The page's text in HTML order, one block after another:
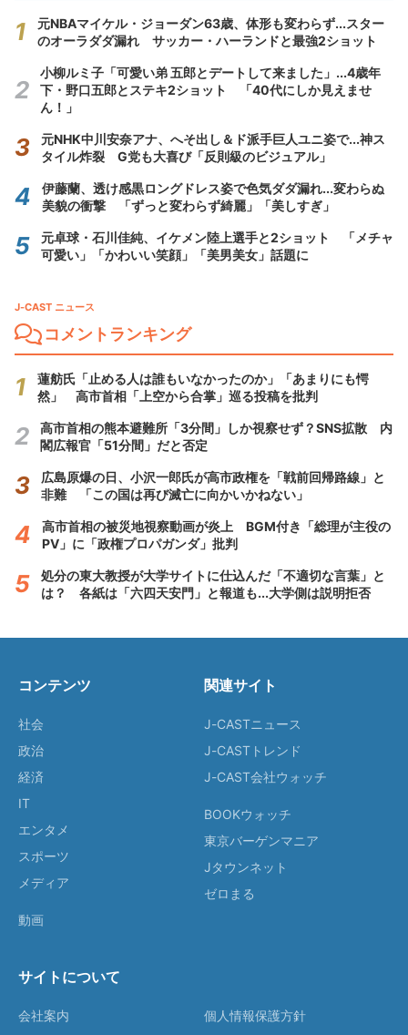
元NBAマイケル・ジョーダン63歳、体形も変わらず...スター
のオーラダダ漏れ サッカー・ハーランドと最強2ショット
小柳ルミ子「可愛い弟 五郎とデートして来ました」...4歳年
下・野口五郎とステキ2ショット 「40代にしか見えませ
ん！」
元NHK中川安奈アナ、へそ出し＆ド派手巨人ユニ姿で...神ス
タイル炸裂 G党も大喜び「反則級のビジュアル」
伊藤蘭、透け感黒ロングドレス姿で色気ダダ漏れ...変わらぬ
美貌の衝撃 「ずっと変わらず綺麗」「美しすぎ」
元卓球・石川佳純、イケメン陸上選手と2ショット 「メチャ
可愛い」「かわいい笑顔」「美男美女」話題に
J-CAST ニュース
コメントランキング
蓮舫氏「止める人は誰もいなかったのか」「あまりにも愕
然」 高市首相「上空から合掌」巡る投稿を批判
高市首相の熊本避難所「3分間」しか視察せず？SNS拡散 内
閣広報官「51分間」だと否定
広島原爆の日、小沢一郎氏が高市政権を「戦前回帰路線」と
非難 「この国は再び滅亡に向かいかねない」
高市首相の被災地視察動画が炎上 BGM付き「総理が主役の
PV」に「政権プロパガンダ」批判
処分の東大教授が大学サイトに仕込んだ「不適切な言葉」と
は？ 各紙は「六四天安門」と報道も...大学側は説明拒否
コンテンツ
社会
政治
経済
IT
エンタメ
スポーツ
メディア
動画
関連サイト
J-CASTニュース
J-CASTトレンド
J-CAST会社ウォッチ
BOOKウォッチ
東京バーゲンマニア
Jタウンネット
ゼロまる
サイトについて
会社案内
個人情報保護方針